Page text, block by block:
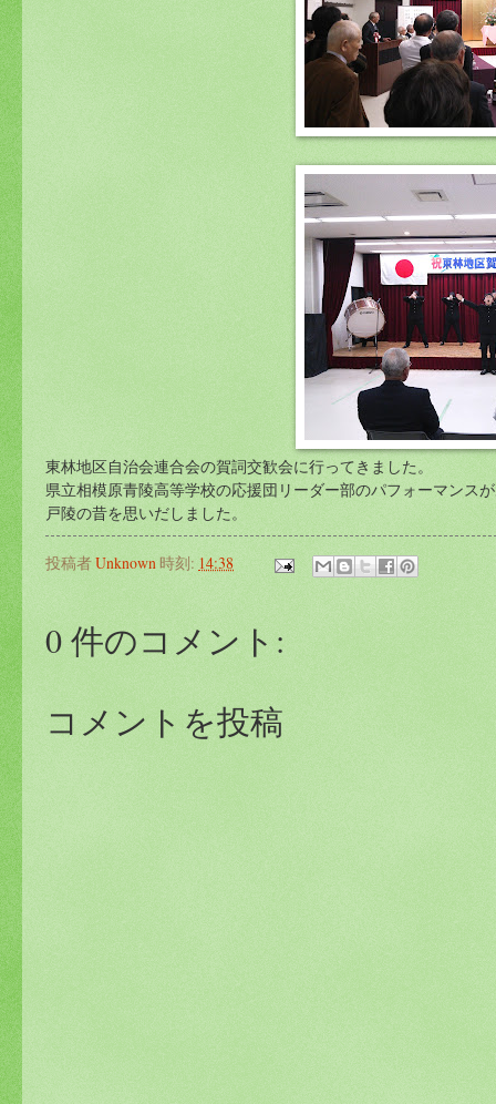
東林地区自治会連合会の賀詞交歓会に行ってきました。
県立相模原青陵高等学校の応援団リーダー部のパフォーマンス
戸陵の昔を思いだしました。
投稿者Unknown時刻: 14:38
0 件のコメント:
コメントを投稿